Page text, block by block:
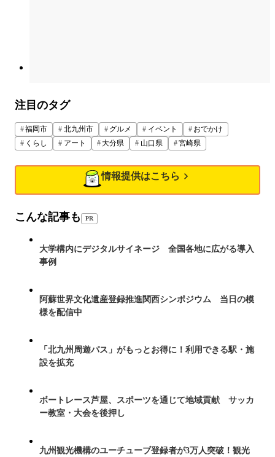
注目のタグ
福岡市 北九州市 グルメ イベント
おでかけ
くらし
アート 大分県 山口県 宮崎県
情報提供はこちら
こんな記事も PR
大学構内にデジタルサイネージ 全国各地に広がる導入
事例
阿蘇世界文化遺産登録推進関西シンポジウム 当日の模
様を配信中
「北九州周遊パス」がもっとお得に！利用できる駅・施
設を拡充
ボートレース芦屋、スポーツを通じて地域貢献 サッカ
ー教室・大会を後押し
九州観光機構のユーチューブ登録者が3万人突破！観光